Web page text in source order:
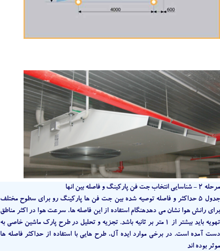
مرحله 2 - شناسایی انتخاب جت فن پارکینگ و فاصله بین انها
جدول 5 حداکثر و فاصله توصیه شده بین جت فن ها پارکینگ رو برای سطوح مختلف
برای رانش هوا نشان می دهدهنگام استفاده از این فاصله ها، سرعت هوا در اکثر مناطق
تهویه باید بیشتر از 1 متر بر ثانیه باشد. تجزیه و تحلیل در طرح پارک ماشین خاصی به
دست آمده است. در برخی موارد ایده آل، طرح هایی با استفاده از حداکثر فاصله ها
موثر بوده اند